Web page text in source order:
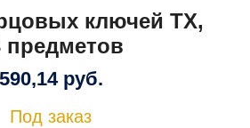
ключей TX,
предметов
590,14 руб.
Под заказ